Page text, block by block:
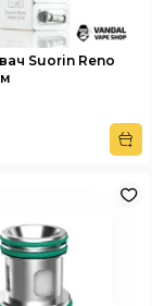
Suorin Reno